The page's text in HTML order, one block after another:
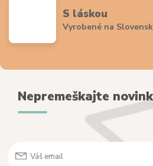
S láskou
Vyrobené na
Nepremeškajte